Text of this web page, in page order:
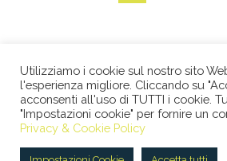
© 2026 STUDIO LEGALE BERTACCO
VIA SAN CLEMENTE, 1 • 20122
Utilizziamo i cookie sul nostro sito
l'esperienza migliore. Cliccando su
acconsenti all'uso di TUTTI i cookie.
"Impostazioni cookie" per fornire un
Privacy & Cookie Policy